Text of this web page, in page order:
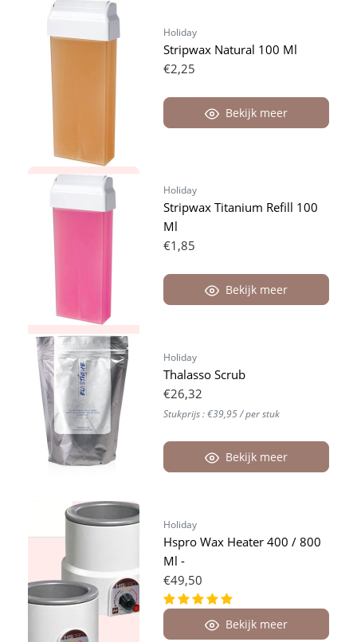
Holiday
Stripwax Natural 100 Ml
€2,25
Bekijk meer
Holiday
Stripwax Titanium Refill 100
Ml
€1,85
Bekijk meer
Holiday
Thalasso Scrub
€26,32
Stukprijs : €39,95 / per stuk
Bekijk meer
Holiday
Hspro Wax Heater 400 / 800
Ml -
€49,50
Bekijk meer